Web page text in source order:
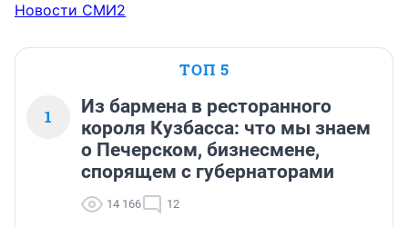
Новости СМИ2
ТОП 5
1
Из бармена в ресторанного
короля Кузбасса: что мы знаем
о Печерском, бизнесмене,
спорящем с губернаторами
14 166 12